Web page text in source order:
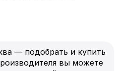
— подобрать и купить
вы можете